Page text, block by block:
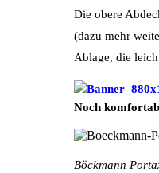
Die obere
(dazu mehr
Ablage, die
Noch
Böckmann